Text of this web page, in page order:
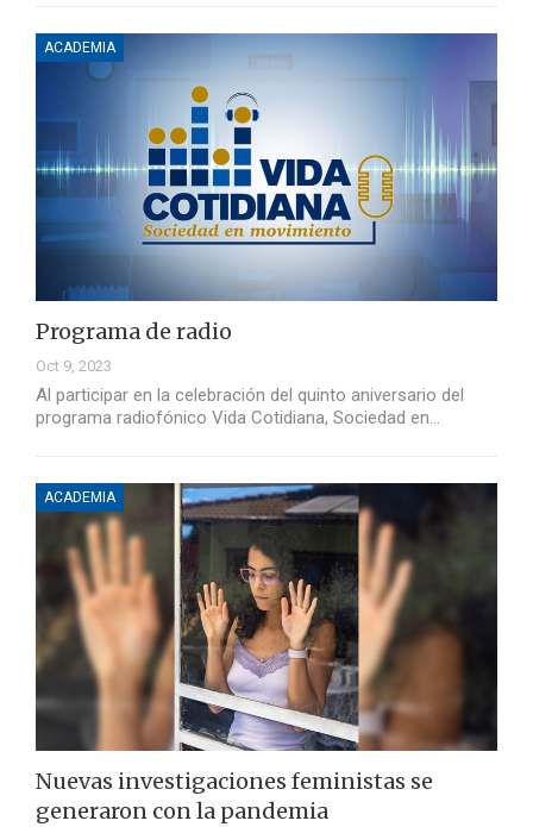
ACADEMIA
Programa de radio
Oct 9, 2023
Al participar en la celebración del quinto aniversario del
programa radiofónico Vida Cotidiana, Sociedad en…
ACADEMIA
Nuevas investigaciones feministas se
generaron con la pandemia